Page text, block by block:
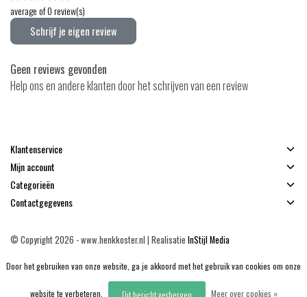
average of 0 review(s)
Schrijf je eigen review
Geen reviews gevonden
Help ons en andere klanten door het schrijven van een review
Klantenservice
Mijn account
Categorieën
Contactgegevens
© Copyright 2026 - www.henkkoster.nl | Realisatie InStijl Media
Door het gebruiken van onze website, ga je akkoord met het gebruik van cookies om onze
website te verbeteren. Dit bericht verbergen Meer over cookies »